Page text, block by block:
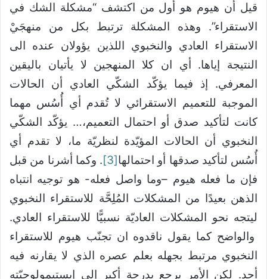
قيل أن هيوم هو أول من اكتشف “مشكلة الشك في
الاستقراء”. وهذه المشكلة ترتبط بكل من منهجَيْ
الاستقراء العادي والنخبوي اللذين يؤولان عنده الى
النتيجة إياها. أي ان كلا المنهجين لا يأتيان باليقين
المعرفي. إذ فيما يؤكّد الشكّي العادي أن الحالات
الموجبة للتعميم الاستقرائي لا تُقدم أي أُسُس مهما
كانت لتأكيد صدق أو احتمال التعميم،… يؤكّد الشكّي
النخبوي أن الحالات المؤيّدة لنظريّة ما، لا تقدم أي
أُسُس لتأكيد صدقها أو احتمالها[3]
. وكما أشرنا من قبل
فإن ما فعله هيوم –وما واصل فعله- هو توجيه انتباه
الذهن بعيدًا من المشكلات المُلِحَّة للاستقراء النخبوي
ليتجه نحو المشكلات العاديّة نسبيًّا للاستقراء العادي.
والواضح كما يقول ناقدوه ان تجنّب هيوم للاستقراء
النخبوي مرتبط بجهله بعلم عصره الذي لا يقارنه فيه
أحد. لكن الأمر يرجع بدرجة أكبر إلى إبستيمولوجيّته